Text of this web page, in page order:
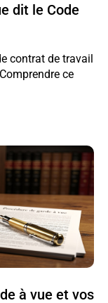
dit le Code
contrat de travail
ce
à vue et vos